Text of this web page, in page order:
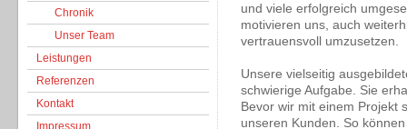
Chronik
Unser Team
Leistungen
Referenzen
Kontakt
Impressum
und viele erfolgreich
motivieren uns, auch
vertrauensvoll umzusetzen.
Unsere vielseitig
schwierige Aufgabe. Sie
Bevor wir mit einem Projekt
unseren Kunden. So